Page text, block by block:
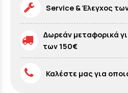
Service & Έλεγχος
Δωρεάν μεταφορικά
των 150€
Καλέστε μας για